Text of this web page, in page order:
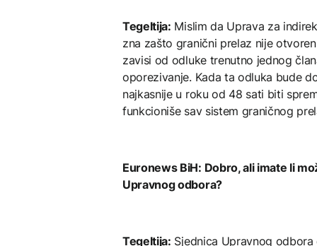
Tegeltija: Mislim da Uprava za
zna zašto granični prelaz nije
zavisi od odluke trenutno jednog
oporezivanje. Kada ta odluka bude
najkasnije u roku od 48 sati biti
funkcioniše sav sistem graničnog
Euronews BiH: Dobro, ali imate li
Upravnog odbora?
Tegeltija: Sjednica Upravnog